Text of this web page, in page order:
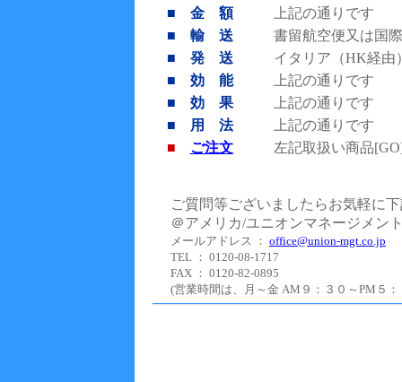
■ 金 額
上記の通りです
■ 輸 送
書留航空便又は国
■ 発 送
イタリア（HK経由
■ 効 能
上記の通りです
■ 効 果
上記の通りです
■ 用 法
上記の通りです
■
ご注文 左記取扱い商品
ご質問等ございましたらお気軽に
＠アメリカ/ユニオンマネージメン
メールアドレス ： office@union-mgt.co.jp
TEL ： 0120-08-1717
FAX ： 0120-82-0895
(営業時間は、月～金 AM９：３０～PM５